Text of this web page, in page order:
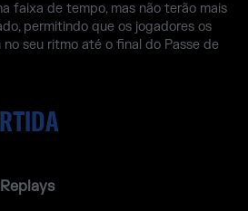
faixa de tempo, mas não terão mais
permitindo que os jogadores os
seu ritmo até o final do Passe de